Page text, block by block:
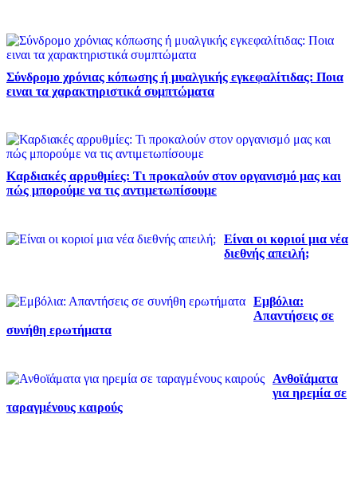
Σύνδρομο χρόνιας κόπωσης ή μυαλγικής εγκεφαλίτιδας: Ποια
ειναι τα χαρακτηριστικά συμπτώματα
Καρδιακές αρρυθμίες: Τι προκαλούν στον οργανισμό μας και
πώς μπορούμε να τις αντιμετωπίσουμε
Είναι οι κοριοί μια νέα
διεθνής απειλή;
Εμβόλια:
Απαντήσεις σε
συνήθη ερωτήματα
Ανθοϊάματα
για ηρεμία σε
ταραγμένους καιρούς